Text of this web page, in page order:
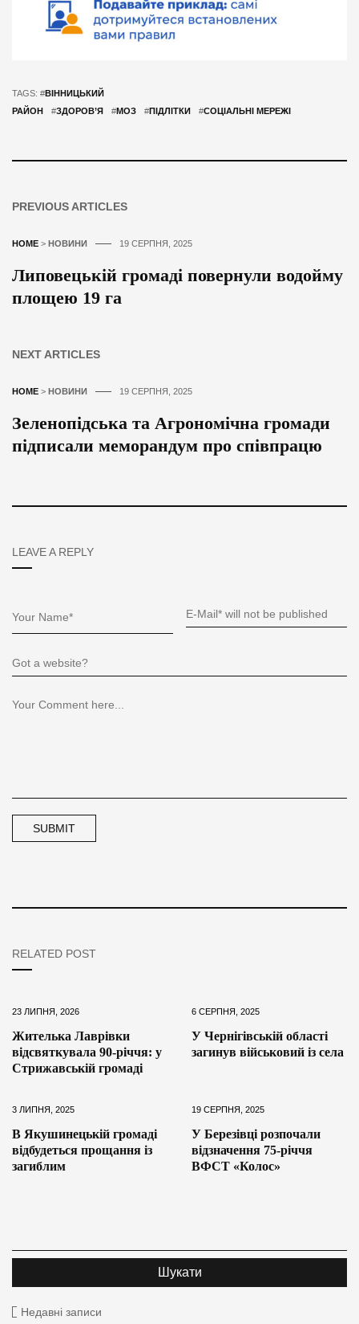
TAGS: #ВІННИЦЬКИЙ
РАЙОН
#ЗДОРОВ’Я #МОЗ #ПІДЛІТКИ #СОЦІАЛЬНІ МЕРЕЖІ
PREVIOUS ARTICLES
HOME > НОВИНИ 19 СЕРПНЯ, 2025
Липовецькій громаді повернули водойму
площею 19 га
NEXT ARTICLES
HOME > НОВИНИ 19 СЕРПНЯ, 2025
Зеленопідська та Агрономічна громади
підписали меморандум про співпрацю
LEAVE A REPLY
RELATED POST
23 ЛИПНЯ, 2026
Жителька Лаврівки
відсвяткувала 90-річчя: у
Стрижавській громаді
6 СЕРПНЯ, 2025
У Чернігівській області
загинув військовий із села
3 ЛИПНЯ, 2025
В Якушинецькій громаді
відбудеться прощання із
загиблим
19 СЕРПНЯ, 2025
У Березівці розпочали
відзначення 75-річчя
ВФСТ «Колос»
Недавні записи